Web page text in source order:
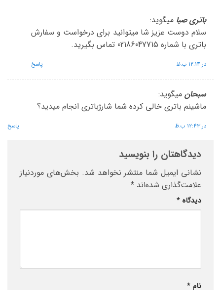
باتری صبا میگوید:
سلام دوست عزیز شا میتوانید برای درخواست و سفارش
باتری با شماره 02186047715 تماس بگیرید.
در 12:14 ب.ظ پاسخ
سبحان میگوید:
ماشینم باتری خالی کرده شما شارژباتری انجام میدید؟
در 12:43 ب.ظ پاسخ
دیدگاهتان را بنویسید
نشانی ایمیل شما منتشر نخواهد شد. بخش‌های موردنیاز
علامت‌گذاری شده‌اند *
دیدگاه *
نام *